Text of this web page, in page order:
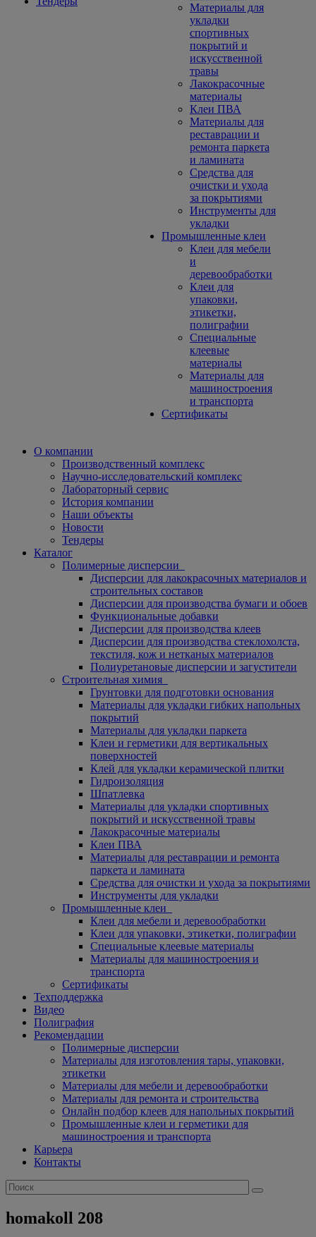
Материалы для
укладки
спортивных
покрытий и
искусственной
травы
Лакокрасочные
материалы
Клеи ПВА
Материалы для
реставрации и
ремонта паркета
и ламината
Средства для
очистки и ухода
за покрытиями
Инструменты для
укладки
Промышленные клеи
Клеи для мебели
и
деревообработки
Клеи для
упаковки,
этикетки,
полиграфии
Специальные
клеевые
материалы
Материалы для
машиностроения
и транспорта
Сертификаты
О компании
Производственный комплекс
Научно-исследовательский комплекс
Лабораторный сервис
История компании
Наши объекты
Новости
Тендеры
Каталог
Полимерные дисперсии
Дисперсии для лакокрасочных материалов и
строительных составов
Дисперсии для производства бумаги и обоев
Функциональные добавки
Дисперсии для производства клеев
Дисперсии для производства стеклохолста,
текстиля, кож и нетканых материалов
Полиуретановые дисперсии и загустители
Строительная химия
Грунтовки для подготовки основания
Материалы для укладки гибких напольных
покрытий
Материалы для укладки паркета
Клеи и герметики для вертикальных
поверхностей
Клей для укладки керамической плитки
Гидроизоляция
Шпатлевка
Материалы для укладки спортивных
покрытий и искусственной травы
Лакокрасочные материалы
Клеи ПВА
Материалы для реставрации и ремонта
паркета и ламината
Средства для очистки и ухода за покрытиями
Инструменты для укладки
Промышленные клеи
Клеи для мебели и деревообработки
Клеи для упаковки, этикетки, полиграфии
Специальные клеевые материалы
Материалы для машиностроения и
транспорта
Сертификаты
Техподдержка
Видео
Полиграфия
Рекомендации
Полимерные дисперсии
Материалы для изготовления тары, упаковки,
этикетки
Материалы для мебели и деревообработки
Материалы для ремонта и строительства
Онлайн подбор клеев для напольных покрытий
Промышленные клеи и герметики для
машиностроения и транспорта
Карьера
Контакты
homakoll 208